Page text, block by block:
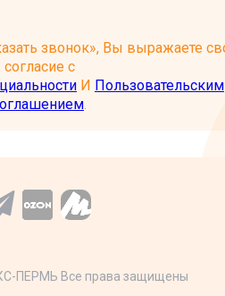
(Пермь)
г.
звонок», Вы выражаете
согласие с
И Пользовательским
.
ПЕРМЬ Все права защищены